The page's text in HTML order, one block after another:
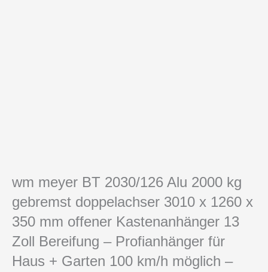
wm meyer BT 2030/126 Alu 2000 kg
gebremst doppelachser 3010 x 1260 x
350 mm offener Kastenanhänger 13
Zoll Bereifung – Profianhänger für
Haus + Garten 100 km/h möglich –